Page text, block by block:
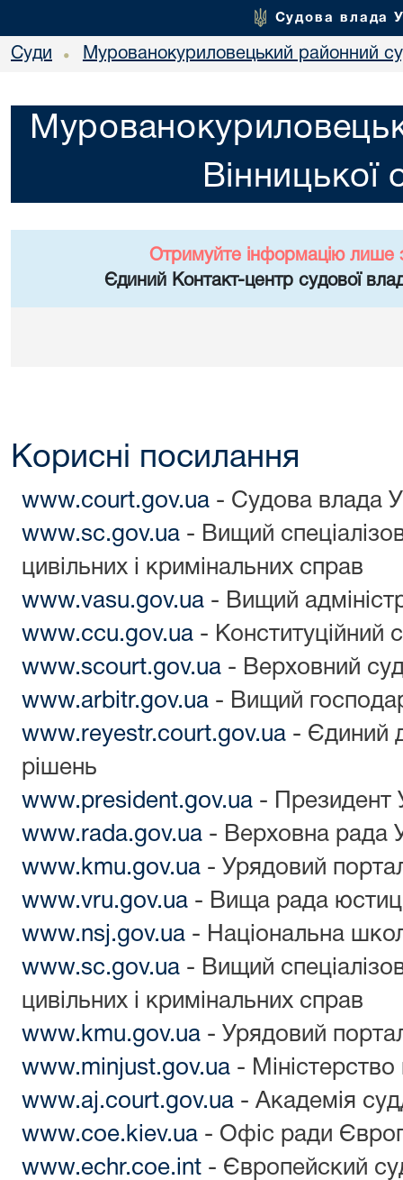
Судова влада
Суди • Мурованокуриловецький районний
Вінницької
Отримуйте інформацію лише
Єдиний Контакт-центр судової
Корисні посилання
www.court.gov.ua - Судова влада
www.sc.gov.ua - Вищий
цивільних і кримінальних справ
www.vasu.gov.ua - Вищий
www.ccu.gov.ua - Конституційний
www.scourt.gov.ua - Верховний
www.arbitr.gov.ua - Вищий
www.reyestr.court.gov.ua - Єдиний
рішень
www.president.gov.ua - Президент
www.rada.gov.ua - Верховна рада
www.kmu.gov.ua - Урядовий
www.vru.gov.ua - Вища рада
www.nsj.gov.ua - Національна
www.sc.gov.ua - Вищий
цивільних і кримінальних справ
www.kmu.gov.ua - Урядовий
www.minjust.gov.ua - Міністерство
www.aj.court.gov.ua - Академія
www.coe.kiev.ua - Офіс ради
www.echr.coe.int - Європейский